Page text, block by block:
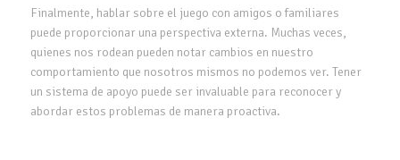
Finalmente, hablar sobre el juego con amigos o familiares
puede proporcionar una perspectiva externa. Muchas veces,
quienes nos rodean pueden notar cambios en nuestro
comportamiento que nosotros mismos no podemos ver. Tener
un sistema de apoyo puede ser invaluable para reconocer y
abordar estos problemas de manera proactiva.